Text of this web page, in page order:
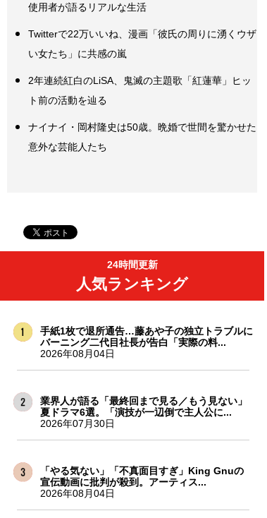
使用者が語るリアルな生活
Twitterで22万いいね、漫画「彼氏の周りに湧くウザ
い女たち」に共感の嵐
2年連続紅白のLiSA、鬼滅の主題歌「紅蓮華」ヒッ
ト前の活動を辿る
ナイナイ・岡村隆史は50歳。晩婚で世間を驚かせた
意外な芸能人たち
24時間更新
人気ランキング
手紙1枚で退所通告…藤あや子の独立トラブルに
バーニング二代目社長が告白「実際の料...
2026年08月04日
業界人が語る「最終回まで見る／もう見ない」
夏ドラマ6選。「演技が一辺倒で主人公に...
2026年07月30日
「やる気ない」「不真面目すぎ」King Gnuの
宣伝動画に批判が殺到。アーティス...
2026年08月04日